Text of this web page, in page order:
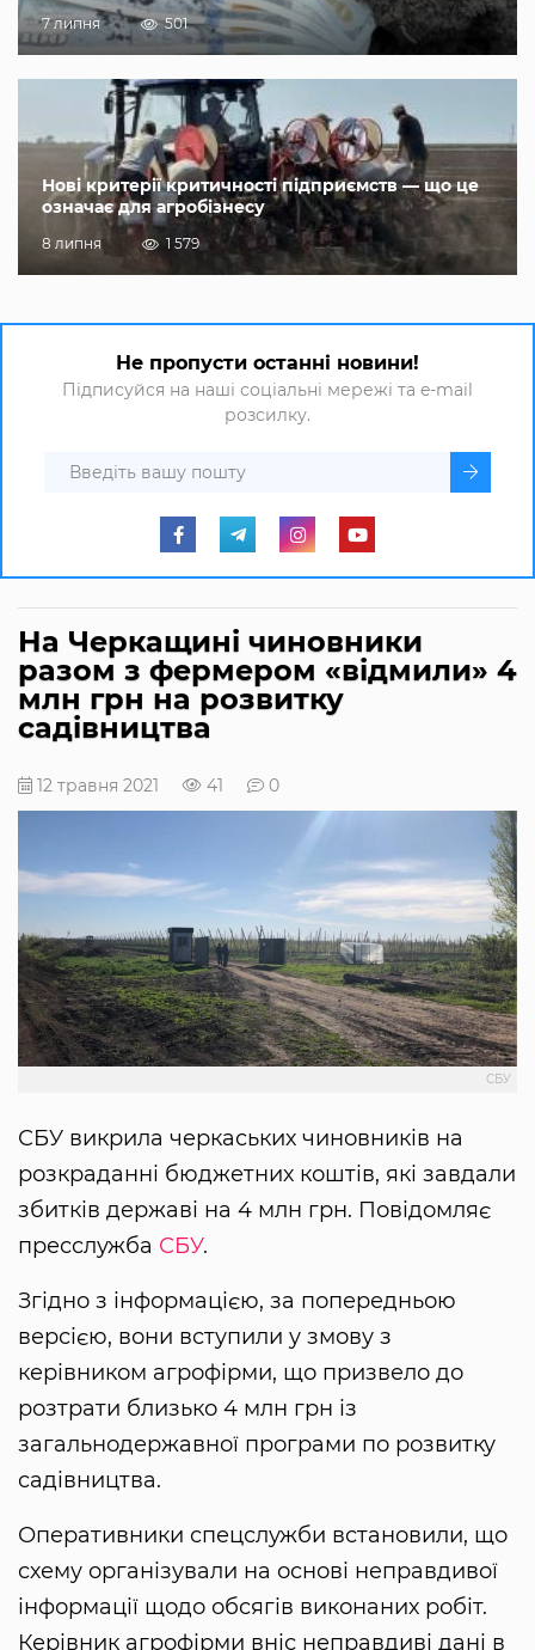
7 липня 501
Нові критерії критичності підприємств — що це
означає для агробізнесу
8 липня 1 579
Не пропусти останні новини!
Підписуйся на наші соціальні мережі та e-mail
розсилку.
На Черкащині чиновники
разом з фермером «відмили» 4
млн грн на розвитку
садівництва
12 травня 2021 41 0
СБУ
СБУ викрила черкаських чиновників на
розкраданні бюджетних коштів, які завдали
збитків державі на 4 млн грн. Повідомляє
пресслужба СБУ.
Згідно з інформацією, за попередньою
версією, вони вступили у змову з
керівником агрофірми, що призвело до
розтрати близько 4 млн грн із
загальнодержавної програми по розвитку
садівництва.
Оперативники спецслужби встановили, що
схему організували на основі неправдивої
інформації щодо обсягів виконаних робіт.
Керівник агрофірми вніс неправдиві дані в